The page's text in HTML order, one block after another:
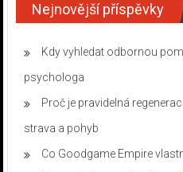
Nejnovější příspěvky
Kdy vyhledat odbornou
psychologa
Proč je pravidelná
strava a pohyb
Co Goodgame Empire